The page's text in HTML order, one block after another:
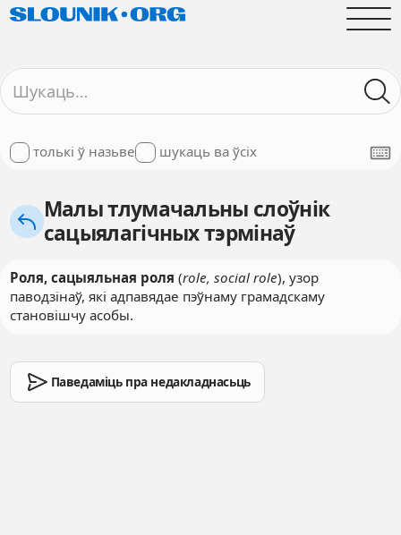
толькі ў назьве шукаць ва ўсіх
Малы тлумачальны слоўнік
сацыялагічных тэрмінаў
Роля, сацыяльная роля (role, social role), узор
паводзінаў, які адпавядае пэўнаму грамадскаму
становішчу асобы.
Паведаміць пра недакладнасьць